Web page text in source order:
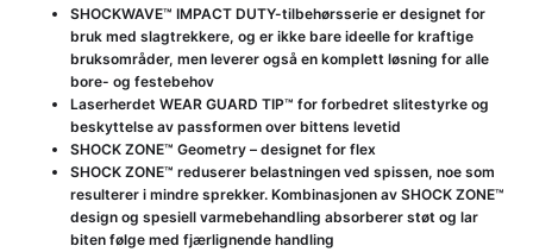
SHOCKWAVE™ IMPACT DUTY-tilbehørsserie er designet for
bruk med slagtrekkere, og er ikke bare ideelle for kraftige
bruksområder, men leverer også en komplett løsning for alle
bore- og festebehov
Laserherdet WEAR GUARD TIP™ for forbedret slitestyrke og
beskyttelse av passformen over bittens levetid
SHOCK ZONE™ Geometry – designet for flex
SHOCK ZONE™ reduserer belastningen ved spissen, noe som
resulterer i mindre sprekker. Kombinasjonen av SHOCK ZONE™
design og spesiell varmebehandling absorberer støt og lar
biten følge med fjærlignende handling